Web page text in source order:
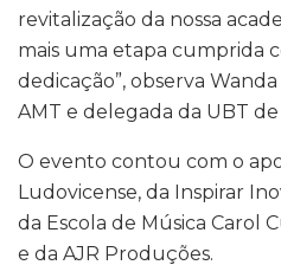
revitalização da nossa
mais uma etapa cumprida
dedicação”, observa
AMT e delegada da UBT de
O evento contou com o
Ludovicense, da Inspirar
da Escola de Música Carol
e da AJR Produções.